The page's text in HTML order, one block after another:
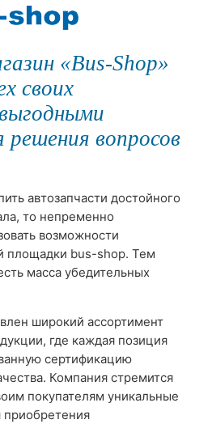
«Bus-Shop»
своих
решения вопросов
автозапчасти достойного
то непременно
возможности
площадки bus-shop. Тем
масса убедительных
широкий ассортимент
где каждая позиция
сертификацию
Компания стремится
покупателям уникальные